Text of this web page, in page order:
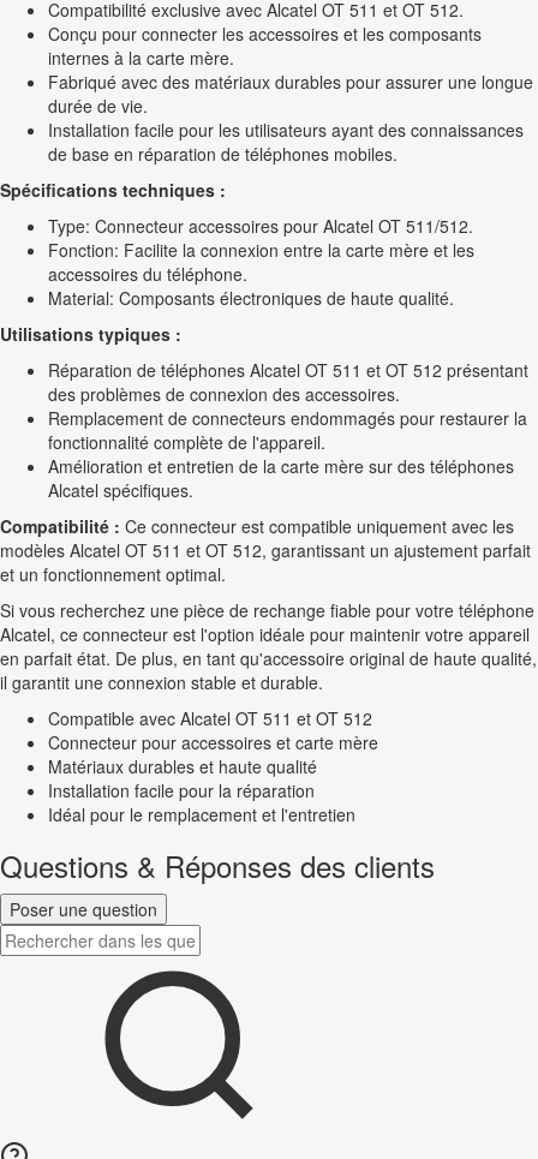
Compatibilité exclusive avec Alcatel OT 511 et OT 512.
Conçu pour connecter les accessoires et les composants
internes à la carte mère.
Fabriqué avec des matériaux durables pour assurer une longue
durée de vie.
Installation facile pour les utilisateurs ayant des connaissances
de base en réparation de téléphones mobiles.
Spécifications techniques :
Type: Connecteur accessoires pour Alcatel OT 511/512.
Fonction: Facilite la connexion entre la carte mère et les
accessoires du téléphone.
Material: Composants électroniques de haute qualité.
Utilisations typiques :
Réparation de téléphones Alcatel OT 511 et OT 512 présentant
des problèmes de connexion des accessoires.
Remplacement de connecteurs endommagés pour restaurer la
fonctionnalité complète de l'appareil.
Amélioration et entretien de la carte mère sur des téléphones
Alcatel spécifiques.
Compatibilité : Ce connecteur est compatible uniquement avec les
modèles Alcatel OT 511 et OT 512, garantissant un ajustement parfait
et un fonctionnement optimal.
Si vous recherchez une pièce de rechange fiable pour votre téléphone
Alcatel, ce connecteur est l'option idéale pour maintenir votre appareil
en parfait état. De plus, en tant qu'accessoire original de haute qualité,
il garantit une connexion stable et durable.
Compatible avec Alcatel OT 511 et OT 512
Connecteur pour accessoires et carte mère
Matériaux durables et haute qualité
Installation facile pour la réparation
Idéal pour le remplacement et l'entretien
Questions & Réponses des clients
Poser une question